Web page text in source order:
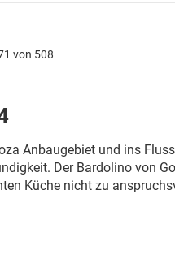
von 508
Anbaugebiet und ins
Der Bardolino von
Küche nicht zu